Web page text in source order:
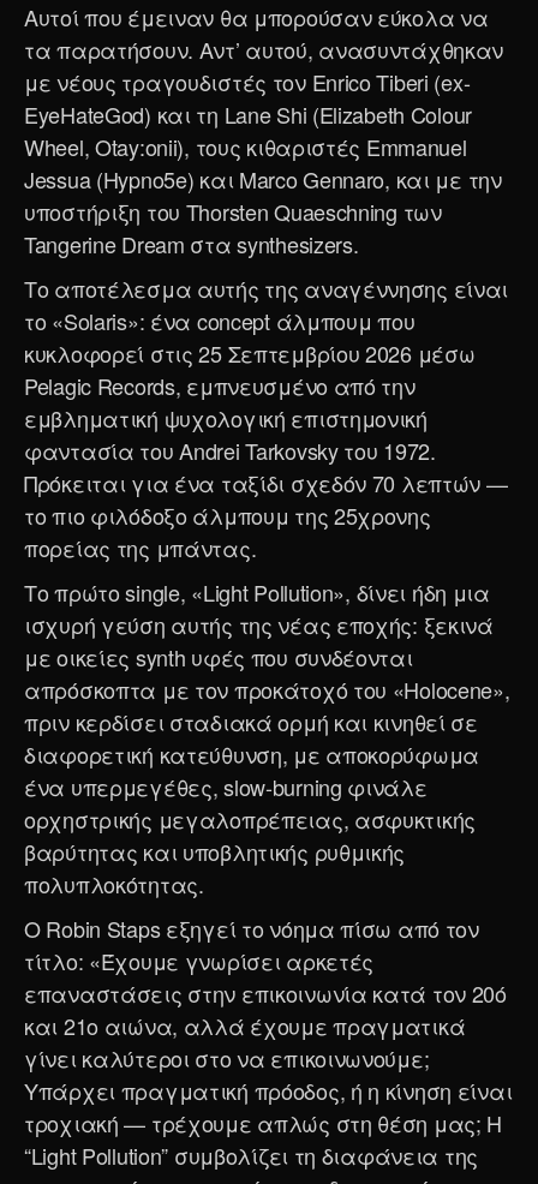
Αυτοί που έμειναν θα μπορούσαν εύκολα να
τα παρατήσουν. Αντ’ αυτού, ανασυντάχθηκαν
με νέους τραγουδιστές τον Enrico Tiberi (ex-
EyeHateGod) και τη Lane Shi (Elizabeth Colour
Wheel, Otay:onii), τους κιθαριστές Emmanuel
Jessua (Hypno5e) και Marco Gennaro, και με την
υποστήριξη του Thorsten Quaeschning των
Tangerine Dream στα synthesizers.
Το αποτέλεσμα αυτής της αναγέννησης είναι
το «Solaris»: ένα concept άλμπουμ που
κυκλοφορεί στις 25 Σεπτεμβρίου 2026 μέσω
Pelagic Records, εμπνευσμένο από την
εμβληματική ψυχολογική επιστημονική
φαντασία του Andrei Tarkovsky του 1972.
Πρόκειται για ένα ταξίδι σχεδόν 70 λεπτών —
το πιο φιλόδοξο άλμπουμ της 25χρονης
πορείας της μπάντας.
Το πρώτο single, «Light Pollution», δίνει ήδη μια
ισχυρή γεύση αυτής της νέας εποχής: ξεκινά
με οικείες synth υφές που συνδέονται
απρόσκοπτα με τον προκάτοχό του «Holocene»,
πριν κερδίσει σταδιακά ορμή και κινηθεί σε
διαφορετική κατεύθυνση, με αποκορύφωμα
ένα υπερμεγέθες, slow-burning φινάλε
ορχηστρικής μεγαλοπρέπειας, ασφυκτικής
βαρύτητας και υποβλητικής ρυθμικής
πολυπλοκότητας.
Ο Robin Staps εξηγεί το νόημα πίσω από τον
τίτλο: «Έχουμε γνωρίσει αρκετές
επαναστάσεις στην επικοινωνία κατά τον 20ό
και 21ο αιώνα, αλλά έχουμε πραγματικά
γίνει καλύτεροι στο να επικοινωνούμε;
Υπάρχει πραγματική πρόοδος, ή η κίνηση είναι
τροχιακή — τρέχουμε απλώς στη θέση μας; Η
“Light Pollution” συμβολίζει τη διαφάνεια της